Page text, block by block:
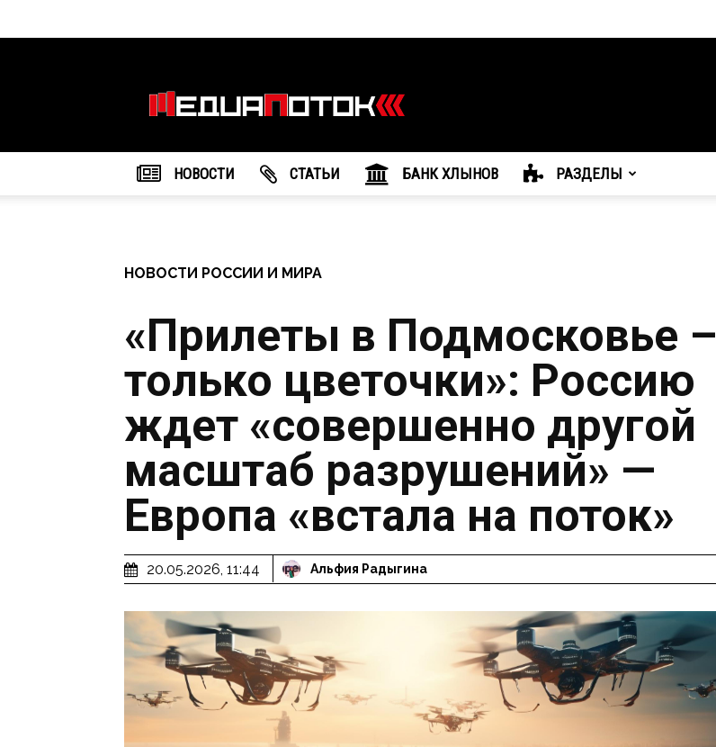
агентство
"МедиаПоток"
НОВОСТИ CТАТЬИ БАНК ХЛЫНОВ РАЗДЕЛЫ
НОВОСТИ РОССИИ И МИРА
«Прилеты в Подмосковье –
только цветочки»: Россию
ждет «совершенно другой
масштаб разрушений» —
Европа «встала на поток»
20.05.2026, 11:44 Альфия Радыгина